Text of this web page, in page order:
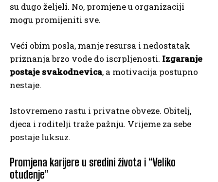
su dugo željeli. No, promjene u organizaciji
mogu promijeniti sve.
Veći obim posla, manje resursa i nedostatak
priznanja brzo vode do iscrpljenosti. Izgaranje
postaje svakodnevica, a motivacija postupno
nestaje.
Istovremeno rastu i privatne obveze. Obitelj,
djeca i roditelji traže pažnju. Vrijeme za sebe
postaje luksuz.
Promjena karijere u sredini života i “Veliko
otuđenje”